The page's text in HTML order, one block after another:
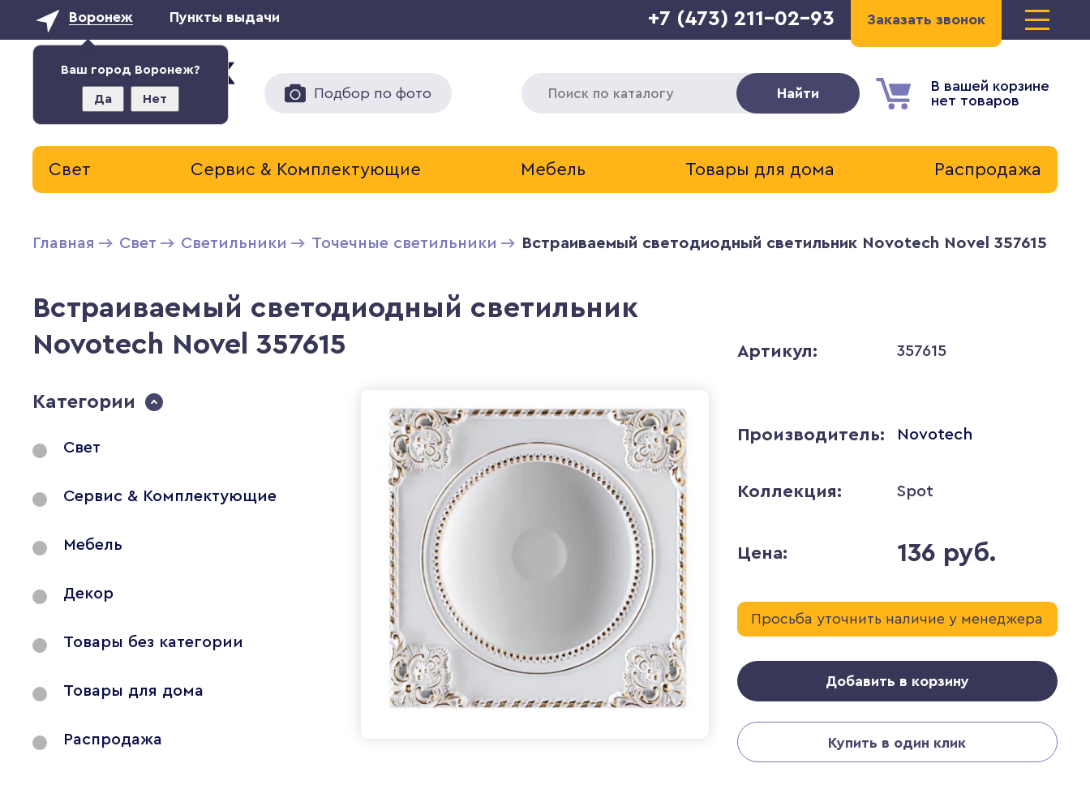
Воронеж
Ваш город Воронеж?
Да Нет
Пункты выдачи Заказать звонок
+7 (473) 211-02-93
Подбор по фото
В вашей корзине
нет товаров
Найти
Свет Сервис & Комплектующие Мебель Товары для дома Распродажа
Главная Свет Светильники Точечные светильники Встраиваемый светодиодный светильник Novotech Novel 357615
Встраиваемый светодиодный светильник
Novotech Novel 357615
Категории
Свет
Сервис & Комплектующие
Мебель
Декор
Товары без категории
Товары для дома
Распродажа
Артикул: 357615
Производитель: Novotech
Коллекция: Spot
Цена: 136 руб.
Просьба уточнить наличие у менеджера
Добавить в корзину
Купить в один клик